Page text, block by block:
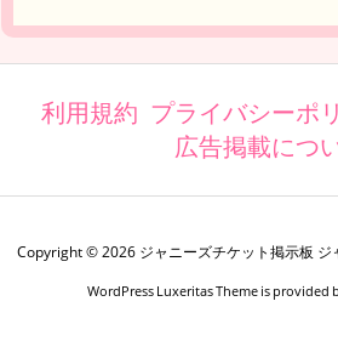
利用規約 プライバシーポ
広告掲載につ
Copyright ©2026 ジャニーズチケット掲示板 ジ
WordPress Luxeritas Theme is provided